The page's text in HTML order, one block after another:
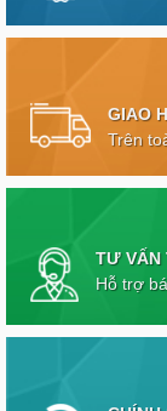
GIAO
Trên
TƯ VẤN
Hỗ trợ